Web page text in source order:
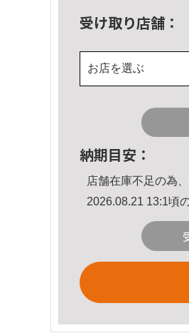
受け取り店舗：
お店を選ぶ
納期目安：
店舗在庫不足の為
2026.08.21 13:1頃